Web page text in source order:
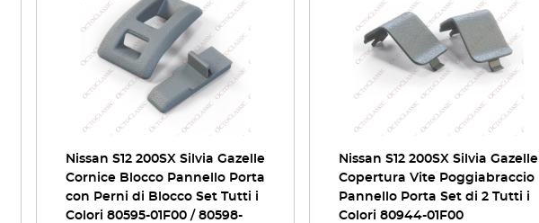
Nissan S12 200SX Silvia Gazelle
Cornice Blocco Pannello Porta
con Perni di Blocco Set Tutti i
Colori 80595-01F00 / 80598-
Nissan S12 200SX Silvia Gazelle
Copertura Vite Poggiabraccio
Pannello Porta Set di 2 Tutti i
Colori 80944-01F00